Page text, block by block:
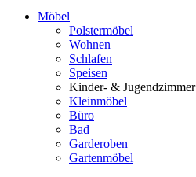
Möbel
Polstermöbel
Wohnen
Schlafen
Speisen
Kinder- & Jugendzimmer
Kleinmöbel
Büro
Bad
Garderoben
Gartenmöbel